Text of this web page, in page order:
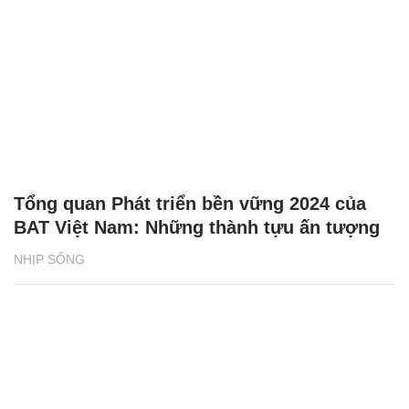
NHỊP SỐNG
Tổng quan Phát triển bền vững 2024 của
BAT Việt Nam: Những thành tựu ấn tượng